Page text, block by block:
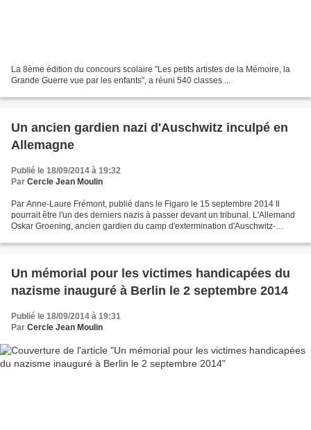
La 8ème édition du concours scolaire "Les petits artistes de la Mémoire, la
Grande Guerre vue par les enfants", a réuni 540 classes ...
Un ancien gardien nazi d'Auschwitz inculpé en
Allemagne
Publié le 18/09/2014 à 19:32
Par Cercle Jean Moulin
Par Anne-Laure Frémont, publié dans le Figaro le 15 septembre 2014 Il
pourrait être l'un des derniers nazis à passer devant un tribunal. L'Allemand
Oskar Groening, ancien gardien du camp d'extermination d'Auschwitz-
Un mémorial pour les victimes handicapées du
nazisme inauguré à Berlin le 2 septembre 2014
Publié le 18/09/2014 à 19:31
Par Cercle Jean Moulin